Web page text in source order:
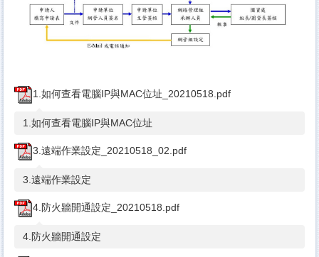
1.如何查看電腦IP與MAC位址_20210518.pdf
1.如何查看電腦IP與MAC位址
3.遠端作業設定_20210518_02.pdf
3.遠端作業設定
4.防火牆開通設定_20210518.pdf
4.防火牆開通設定